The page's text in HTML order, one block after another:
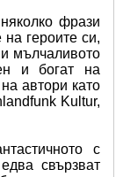
фрази
героите си,
и мълчаливото
и богат на
автори като
Kultur,
с
свързват